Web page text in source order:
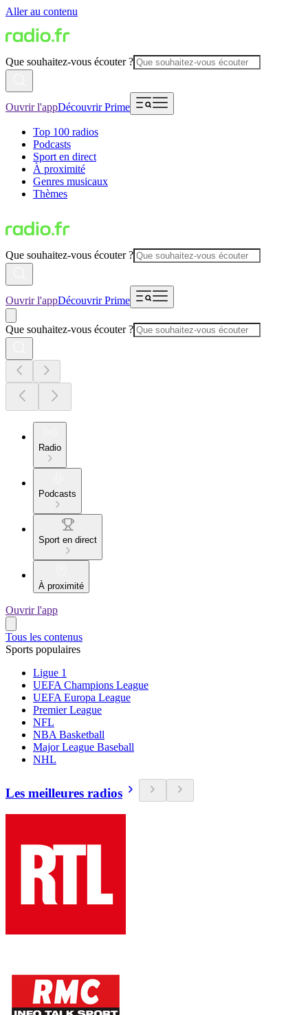
Aller au contenu
Que souhaitez-vous écouter ?
Ouvrir l'appDécouvrir Prime
Top 100 radios
Podcasts
Sport en direct
À proximité
Genres musicaux
Thèmes
Que souhaitez-vous écouter ?
Ouvrir l'appDécouvrir Prime
Que souhaitez-vous écouter ?
Radio
Podcasts
Sport en direct
À proximité
Ouvrir l'app
Tous les contenus
Sports populaires
Ligue 1
UEFA Champions League
UEFA Europa League
Premier League
NFL
NBA Basketball
Major League Baseball
NHL
Les meilleures radios